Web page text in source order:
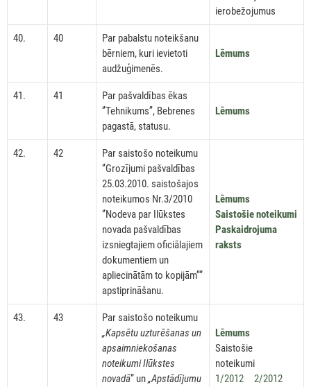
ierobežojumus
40. 40
Par pabalstu noteikšanu
bērniem, kuri ievietoti
audžuģimenēs.
Lēmums
41. 41
Par pašvaldības ēkas
‘’Tehnikums’’, Bebrenes
pagastā, statusu.
Lēmums
42. 42
Par saistošo noteikumu
‘’Grozījumi pašvaldības
25.03.2010. saistošajos
noteikumos Nr.3/2010
‘’Nodeva par Ilūkstes
novada pašvaldības
izsniegtajiem oficiālajiem
dokumentiem un
apliecinātām to kopijām’’”
apstiprināšanu.
Lēmums
Saistošie noteikumi
Paskaidrojuma
raksts
43. 43
Par saistošo noteikumu
„Kapsētu uzturēšanas un
apsaimniekošanas
noteikumi Ilūkstes
novadā” un„Apstādījumu
Lēmums
Saistošie
noteikumi
1/2012
2/2012